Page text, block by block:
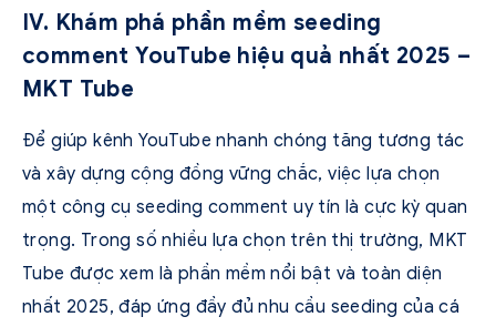
IV. Khám phá phần mềm seeding
comment YouTube hiệu quả nhất 2025 –
MKT Tube
Để giúp kênh YouTube nhanh chóng tăng tương tác
và xây dựng cộng đồng vững chắc, việc lựa chọn
một công cụ seeding comment uy tín là cực kỳ quan
trọng. Trong số nhiều lựa chọn trên thị trường, MKT
Tube được xem là phần mềm nổi bật và toàn diện
nhất 2025, đáp ứng đầy đủ nhu cầu seeding của cá